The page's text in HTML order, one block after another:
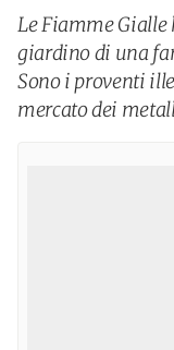
Le Fiamme
giardino di una
Sono i proventi
mercato dei